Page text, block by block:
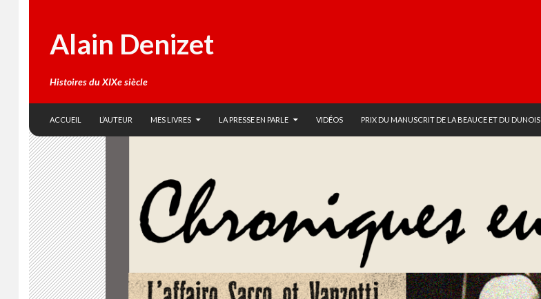
Alain Denizet
Histoires du XIXe siècle
ACCUEIL
L’AUTEUR MES LIVRES LA PRESSE EN PARLE VIDÉOS PRIX DU MANUSCRIT DE LA BEAUCE ET DU DUNOIS